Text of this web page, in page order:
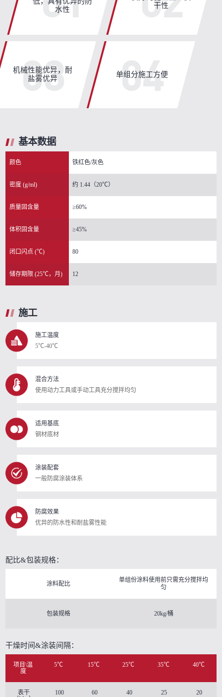
水性
干性
03
机械性能优异，耐
盐雾优异
04
单组分施工方便
基本数据
颜色 铁红色/灰色
密度 (g/ml) 约 1.44（20℃）
质量固含量 ≥60%
体积固含量 ≥45%
闭口闪点 (℃) 80
储存期限 (25℃，月) 12
施工
施工温度
5℃-40℃
混合方法
使用动力工具或手动工具充分搅拌均匀
适用基底
钢材底材
涂装配套
一般防腐涂装体系
防腐效果
优异的防水性和耐盐雾性能
配比&包装规格：
涂料配比
包装规格
单组份涂料使用前只需充分搅拌均
匀
20kg/桶
干燥时间&涂装间隔：
项目\温
度
5℃ 15℃ 25℃ 35℃ 40℃
表干
100 60 40 25 20